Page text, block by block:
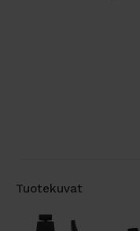
Tuotekuvat